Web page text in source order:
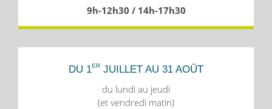
9h-12h30 / 14h-17h30
DU 1ER JUILLET AU 31 AOÛT
du lundi au jeudi
(et vendredi matin)